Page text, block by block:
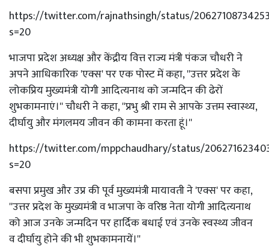
https://twitter.com/rajnathsingh/status/
s=20
भाजपा प्रदेश अध्यक्ष और केंद्रीय वित्त राज्य मंत्री पंकज चौधरी ने
अपने आधिकारिक 'एक्स' पर एक पोस्ट में कहा, ''उत्तर प्रदेश के
लोकप्रिय मुख्यमंत्री योगी आदित्यनाथ को जन्मदिन की ढेरों
शुभकामनाएं।'' चौधरी ने कहा, ''प्रभु श्री राम से आपके उत्तम स्वास्थ्य,
दीर्घायु और मंगलमय जीवन की कामना करता हूं।''
https://twitter.com/mppchaudhary/status/
s=20
बसपा प्रमुख और उप्र की पूर्व मुख्यमंत्री मायावती ने 'एक्स' पर कहा,
''उत्तर प्रदेश के मुख्यमंत्री व भाजपा के वरिष्ठ नेता योगी आदित्यनाथ
को आज उनके जन्मदिन पर हार्दिक बधाई एवं उनके स्वस्थ्य जीवन
व दीर्घायु होने की भी शुभकामनायें।''